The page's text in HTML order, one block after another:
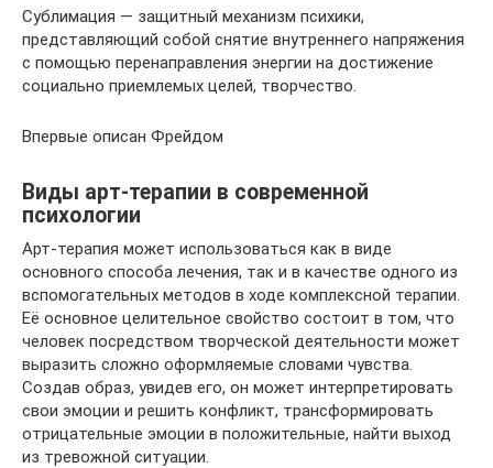
Сублимация — защитный механизм психики,
представляющий собой снятие внутреннего напряжения
с помощью перенаправления энергии на достижение
социально приемлемых целей, творчество.
Впервые описан Фрейдом
Виды арт-терапии в современной
психологии
Арт-терапия может использоваться как в виде
основного способа лечения, так и в качестве одного из
вспомогательных методов в ходе комплексной терапии.
Её основное целительное свойство состоит в том, что
человек посредством творческой деятельности может
выразить сложно оформляемые словами чувства.
Создав образ, увидев его, он может интерпретировать
свои эмоции и решить конфликт, трансформировать
отрицательные эмоции в положительные, найти выход
из тревожной ситуации.